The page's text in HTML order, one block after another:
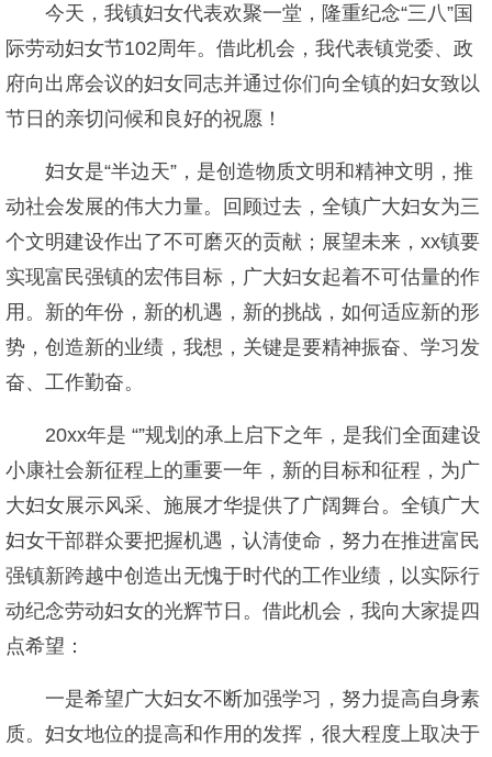
今天，我镇妇女代表欢聚一堂，隆重纪念“三八”国
际劳动妇女节102周年。借此机会，我代表镇党委、政
府向出席会议的妇女同志并通过你们向全镇的妇女致以
节日的亲切问候和良好的祝愿！
妇女是“半边天”，是创造物质文明和精神文明，推
动社会发展的伟大力量。回顾过去，全镇广大妇女为三
个文明建设作出了不可磨灭的贡献；展望未来，xx镇要
实现富民强镇的宏伟目标，广大妇女起着不可估量的作
用。新的年份，新的机遇，新的挑战，如何适应新的形
势，创造新的业绩，我想，关键是要精神振奋、学习发
奋、工作勤奋。
20xx年是 “”规划的承上启下之年，是我们全面建设
小康社会新征程上的重要一年，新的目标和征程，为广
大妇女展示风采、施展才华提供了广阔舞台。全镇广大
妇女干部群众要把握机遇，认清使命，努力在推进富民
强镇新跨越中创造出无愧于时代的工作业绩，以实际行
动纪念劳动妇女的光辉节日。借此机会，我向大家提四
点希望：
一是希望广大妇女不断加强学习，努力提高自身素
质。妇女地位的提高和作用的发挥，很大程度上取决于